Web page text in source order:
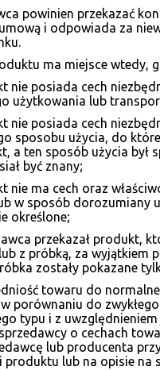
powinien przekazać
i odpowiada za
ma miejsce wtedy,
nie posiada cech
użytkowania lub
nie posiada cech
sposobu użycia, do
a ten sposób użycia był
być znany;
nie ma cech oraz
w sposób dorozumiany
określone;
przekazał produkt,
z próbką, za wyjątkiem
zostały pokazane
towaru do
porównaniu do
typu i z
o cechach
lub producenta
produktu lub na opisie na